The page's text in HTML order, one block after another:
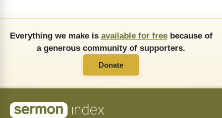
Everything we make is available for freebecause of
a generous community of supporters.
Donate